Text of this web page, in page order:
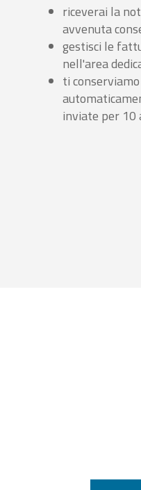
riceverai la
avvenuta
gestisci le
nell'area
ti conserviamo
inviate per 10